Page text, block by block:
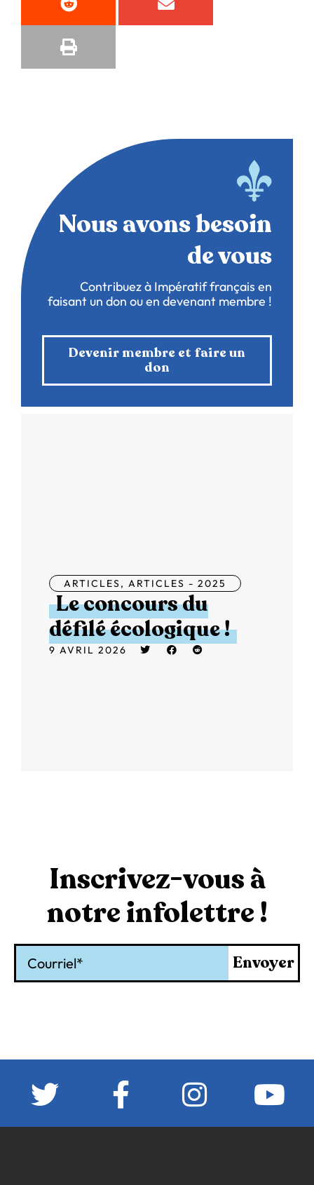
Nous avons besoin
de vous
Contribuez à Impératif français en
faisant un don ou en devenant membre !
Devenir membre et faire un
don
ARTICLES, ARTICLES - 2025
Le concours du
défilé écologique !
9 AVRIL 2026
Inscrivez-vous à
notre infolettre !
Envoyer